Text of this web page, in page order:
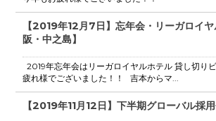
【2019年12月7日】忘年会・リーガロイ
阪・中之島】
2019年忘年会はリーガロイヤルホテル 貸し切り
疲れ様でございました！！ 吉本からマ...
【2019年11月12日】下半期グローバル採